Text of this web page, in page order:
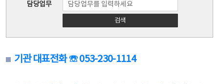
담당업무
검색
기관 대표전화 ☏ 053-230-1114